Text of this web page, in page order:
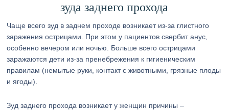
зуда заднего прохода
Чаще всего зуд в заднем проходе возникает из-за глистного
заражения острицами. При этом у пациентов свербит анус,
особенно вечером или ночью. Больше всего острицами
заражаются дети из-за пренебрежения к гигиеническим
правилам (немытые руки, контакт с животными, грязные плоды
и ягоды).
Зуд заднего прохода возникает у женщин причины –